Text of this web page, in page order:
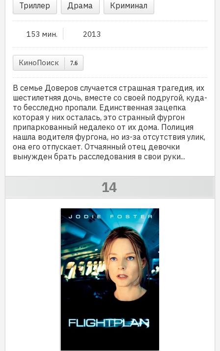
Триллер Драма Криминал
153 мин. 2013
КиноПоиск 7.6
В семье Доверов случается страшная трагедия, их
шестилетняя дочь, вместе со своей подругой, куда-
то бесследно пропали. Единственная зацепка
которая у них осталась, это странный фургон
припаркованный недалеко от их дома. Полиция
нашла водителя фургона, но из-за отсутствия улик,
она его отпускает. Отчаянный отец девочки
вынужден брать расследования в свои руки...